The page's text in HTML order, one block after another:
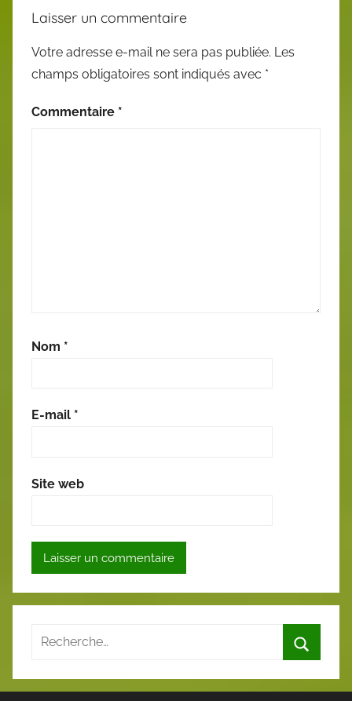
Laisser un commentaire
Votre adresse e-mail ne sera pas publiée. Les
champs obligatoires sont indiqués avec *
Commentaire *
Nom *
E-mail *
Site web